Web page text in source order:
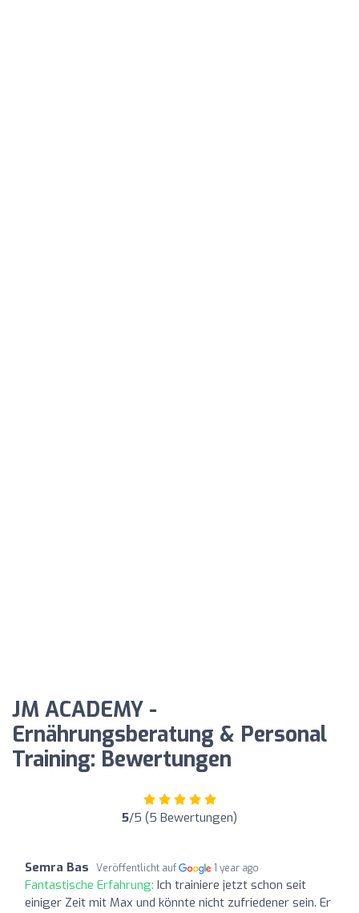
JM ACADEMY -
Ernährungsberatung & Personal
Training: Bewertungen
5/5 (5 Bewertungen)
Semra Bas Veröffentlicht auf 1 year ago
Fantastische Erfahrung: Ich trainiere jetzt schon seit
einiger Zeit mit Max und könnte nicht zufriedener sein. Er